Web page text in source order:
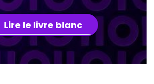
Lire le livre blanc